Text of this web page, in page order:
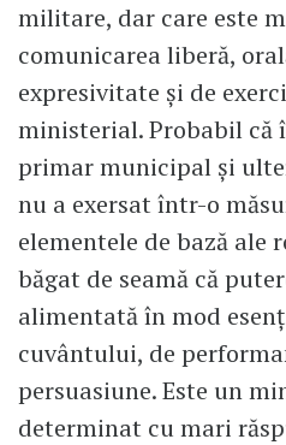
militare, dar care este
comunicarea liberă,
expresivitate și de
ministerial. Probabil că
primar municipal și
nu a exersat într-o
elementele de bază ale
băgat de seamă că
alimentată în mod
cuvântului, de
persuasiune. Este un
determinat cu mari